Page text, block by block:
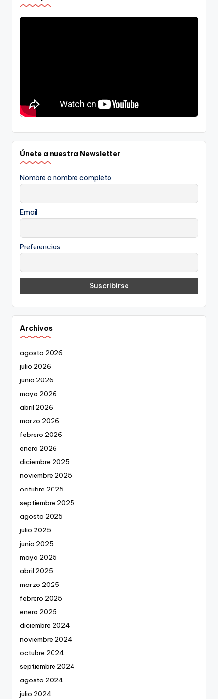
Únete a nuestra Newsletter
Nombre o nombre completo
Email
Preferencias
Archivos
agosto 2026
julio 2026
junio 2026
mayo 2026
abril 2026
marzo 2026
febrero 2026
enero 2026
diciembre 2025
noviembre 2025
octubre 2025
septiembre 2025
agosto 2025
julio 2025
junio 2025
mayo 2025
abril 2025
marzo 2025
febrero 2025
enero 2025
diciembre 2024
noviembre 2024
octubre 2024
septiembre 2024
agosto 2024
julio 2024